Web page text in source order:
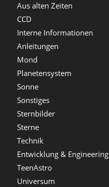
Aus alten Zeiten
CCD
Interne Informationen
Anleitungen
Mond
Planetensystem
Sonne
Sonstiges
Sternbilder
Sterne
Technik
Entwicklung & Engineering
TeenAstro
Universum